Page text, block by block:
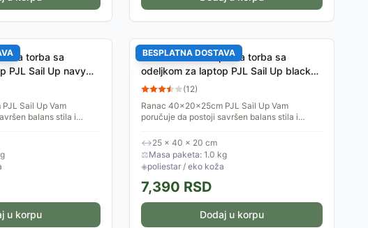
torba sa
PJL Sail Up navy
Sail Up Vam
balans stila i
u korpu
BESPLATNA DOSTAVA
Kabinski ranac - putna torba sa
odeljkom za laptop PJL Sail Up black
71724
(12)
Ranac 40x20x25cm PJL Sail Up Vam
poručuje da postoji savršen balans stila i
put, jer će se u njemu naći...
↔25 × 40 × 20 cm
⚖Masa paketa: 1.0 kg
◈poliestar / eko koža
7,390 RSD
Dodaj u korpu